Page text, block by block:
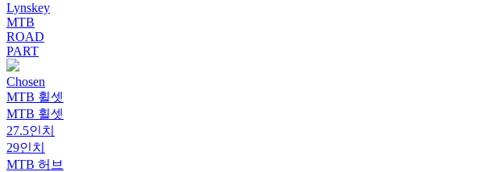
Lynskey
MTB
ROAD
PART
Chosen
MTB 휠셋
MTB 휠셋
27.5인치
29인치
MTB 허브